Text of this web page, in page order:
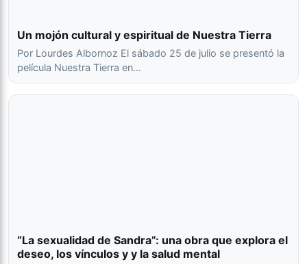
Un mojón cultural y espiritual de Nuestra Tierra
Por Lourdes Albornoz El sábado 25 de julio se presentó la
película Nuestra Tierra en…
“La sexualidad de Sandra”: una obra que explora el
deseo, los vínculos y y la salud mental